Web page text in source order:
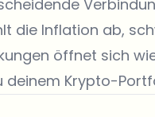
die Inflation ab,
öffnet sich
deinem Krypto-